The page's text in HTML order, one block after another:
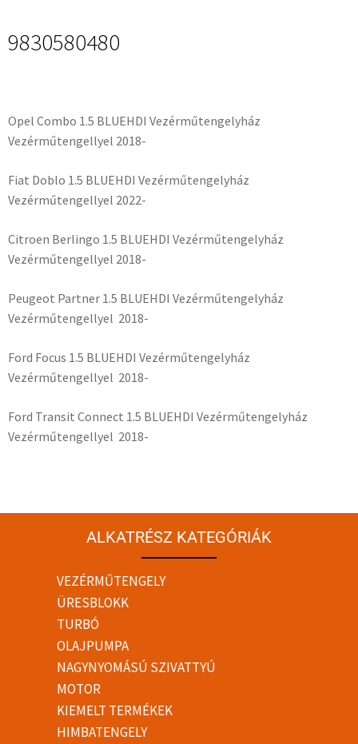
9830580480
Opel Combo 1.5 BLUEHDI Vezérműtengelyház
Vezérműtengellyel 2018-
Fiat Doblo 1.5 BLUEHDI Vezérműtengelyház
Vezérműtengellyel 2022-
Citroen Berlingo 1.5 BLUEHDI Vezérműtengelyház
Vezérműtengellyel 2018-
Peugeot Partner 1.5 BLUEHDI Vezérműtengelyház
Vezérműtengellyel 2018-
Ford Focus 1.5 BLUEHDI Vezérműtengelyház
Vezérműtengellyel 2018-
Ford Transit Connect 1.5 BLUEHDI Vezérműtengelyház
Vezérműtengellyel 2018-
ALKATRÉSZ KATEGÓRIÁK
VEZÉRMŰTENGELY
ÜRESBLOKK
TURBÓ
OLAJPUMPA
NAGYNYOMÁSÚ SZIVATTYÚ
MOTOR
KIEMELT TERMÉKEK
HIMBATENGELY